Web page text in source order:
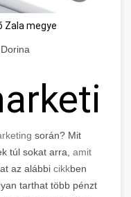
Zala megye
során? Mit
túl sokat arra, amit
az alábbi cikkben
tarthat több pénzt